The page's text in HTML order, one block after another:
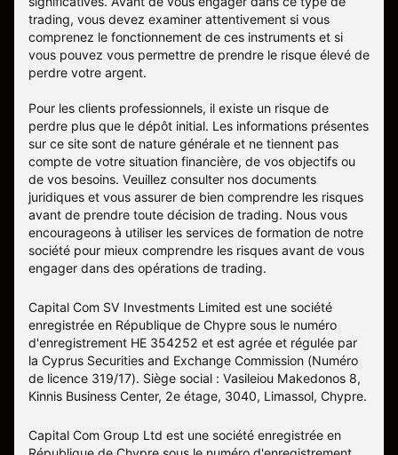
trading, vous devez examiner attentivement si vous
comprenez le fonctionnement de ces instruments et si
vous pouvez vous permettre de prendre le risque élevé de
perdre votre argent.
Pour les clients professionnels, il existe un risque de
perdre plus que le dépôt initial. Les informations présentes
sur ce site sont de nature générale et ne tiennent pas
compte de votre situation financière, de vos objectifs ou
de vos besoins. Veuillez consulter nos documents
juridiques et vous assurer de bien comprendre les risques
avant de prendre toute décision de trading. Nous vous
encourageons à utiliser les services de formation de notre
société pour mieux comprendre les risques avant de vous
engager dans des opérations de trading.
Capital Com SV Investments Limited est une société
enregistrée en République de Chypre sous le numéro
d'enregistrement HE 354252 et est agrée et régulée par
la Cyprus Securities and Exchange Commission (Numéro
de licence 319/17). Siège social : Vasileiou Makedonos 8,
Kinnis Business Center, 2e étage, 3040, Limassol, Chypre.
Capital Com Group Ltd est une société enregistrée en